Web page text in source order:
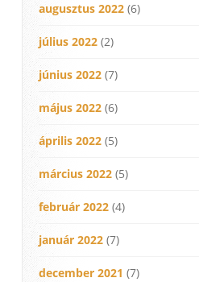
augusztus 2022 (6)
július 2022 (2)
június 2022 (7)
május 2022 (6)
április 2022 (5)
március 2022 (5)
február 2022 (4)
január 2022 (7)
december 2021 (7)